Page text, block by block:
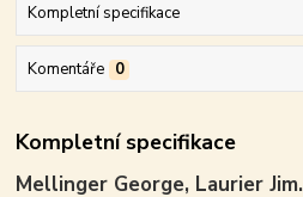
Kompletní specifikace
Komentáře 0
Kompletní specifikace
Mellinger George, Laurier Jim.